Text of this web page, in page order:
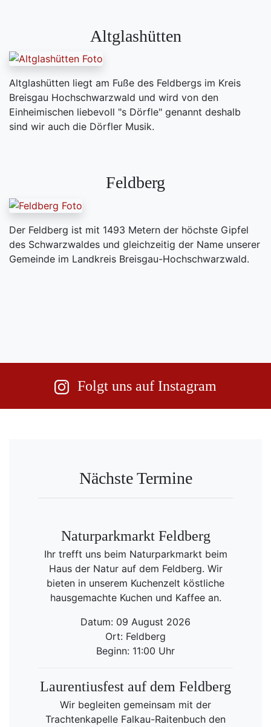
Altglashütten
Altglashütten liegt am Fuße des Feldbergs im Kreis
Breisgau Hochschwarzwald und wird von den
Einheimischen liebevoll "s Dörfle" genannt deshalb
sind wir auch die Dörfler Musik.
Feldberg
Der Feldberg ist mit 1493 Metern der höchste Gipfel
des Schwarzwaldes und gleichzeitig der Name unserer
Gemeinde im Landkreis Breisgau-Hochschwarzwald.
Folgt uns auf Instagram
Nächste Termine
Naturparkmarkt Feldberg
Ihr trefft uns beim Naturparkmarkt beim
Haus der Natur auf dem Feldberg. Wir
bieten in unserem Kuchenzelt köstliche
hausgemachte Kuchen und Kaffee an.
Datum: 09 August 2026
Ort: Feldberg
Beginn: 11:00 Uhr
Laurentiusfest auf dem Feldberg
Wir begleiten gemeinsam mit der
Trachtenkapelle Falkau-Raitenbuch den